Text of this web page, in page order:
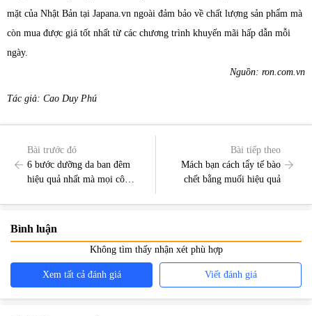
mặt của Nhật Bản tại Japana.vn ngoài đảm bảo về chất lượng sản phẩm mà
còn mua được giá tốt nhất từ các chương trình khuyến mãi hấp dẫn mỗi
ngày.
Nguồn: ron.com.vn
Tác giả: Cao Duy Phú
Bài trước đó
6 bước dưỡng da ban đêm
hiệu quả nhất mà mọi cô
Bài tiếp theo
Mách bạn cách tẩy tế bào
chết bằng muối hiệu quả
Bình luận
Không tìm thấy nhận xét phù hợp
Xem tất cả đánh giá Viết đánh giá